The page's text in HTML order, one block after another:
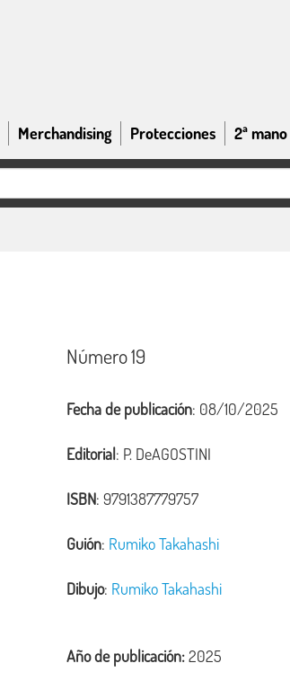
Merchandising Protecciones 2ª mano
Número 19
Fecha de publicación: 08/10/2025
Editorial: P. DeAGOSTINI
ISBN: 9791387779757
Guión: Rumiko Takahashi
Dibujo: Rumiko Takahashi
Año de publicación:2025